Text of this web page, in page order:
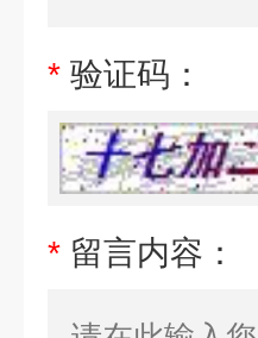
* 验证码：
* 留言内容：